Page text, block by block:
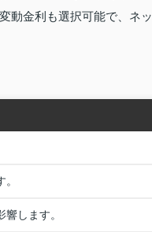
動金利も選択可能で、ネッ
します。